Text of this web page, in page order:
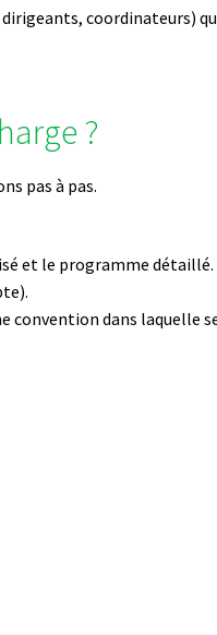
dirigeants, coordinateurs)
?
pas à pas.
et le programme détaillé.
convention dans